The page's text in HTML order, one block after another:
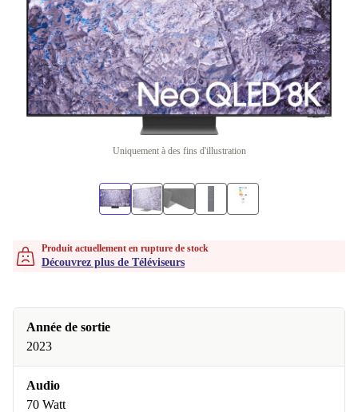
Uniquement à des fins d'illustration
Produit actuellement en rupture de stock
Découvrez plus de Téléviseurs
Année de sortie
2023
Audio
70 Watt